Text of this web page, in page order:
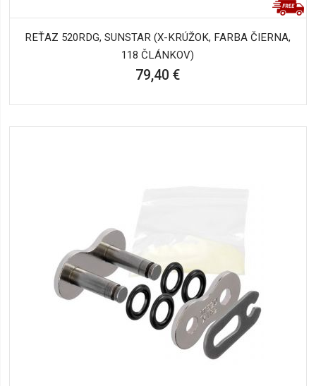
REŤAZ 520RDG, SUNSTAR (X-KRÚŽOK, FARBA ČIERNA,
118 ČLÁNKOV)
79,40 €